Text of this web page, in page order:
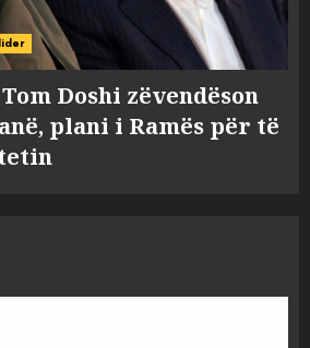
Doshi zëvendëson
plani i Ramës për të